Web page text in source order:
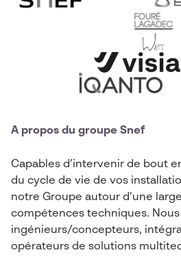
A propos du groupe Snef
Capables d’intervenir de bout
du cycle de vie de vos
notre Groupe autour d’une
compétences techniques.
ingénieurs/concepteurs,
opérateurs de solutions